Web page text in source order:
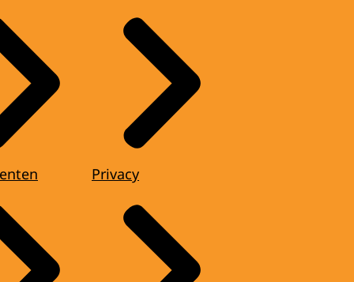
Privacy